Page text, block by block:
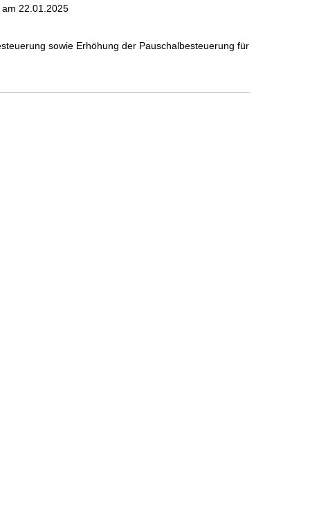
am 22.01.2025
sowie Erhöhung der Pauschalbesteuerung für